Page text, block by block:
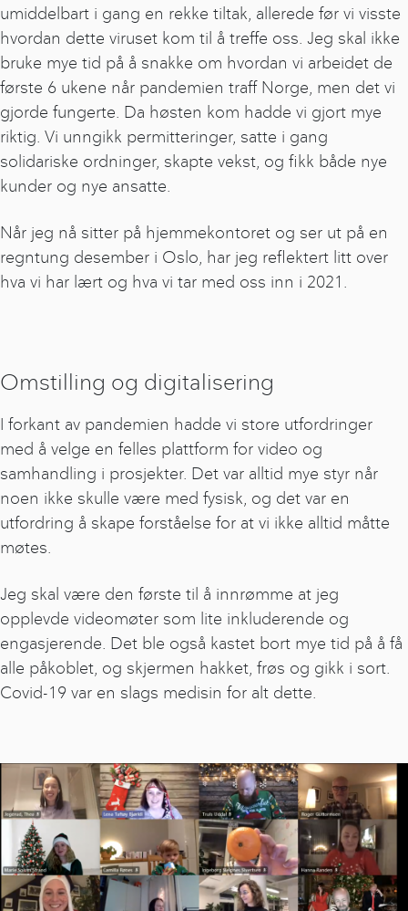
umiddelbart i gang en rekke tiltak, allerede før vi visste
hvordan dette viruset kom til å treffe oss. Jeg skal ikke
bruke mye tid på å snakke om hvordan vi arbeidet de
første 6 ukene når pandemien traff Norge, men det vi
gjorde fungerte. Da høsten kom hadde vi gjort mye
riktig. Vi unngikk permitteringer, satte i gang
solidariske ordninger, skapte vekst, og fikk både nye
kunder og nye ansatte.
Når jeg nå sitter på hjemmekontoret og ser ut på en
regntung desember i Oslo, har jeg reflektert litt over
hva vi har lært og hva vi tar med oss inn i 2021.
Omstilling og digitalisering
I forkant av pandemien hadde vi store utfordringer
med å velge en felles plattform for video og
samhandling i prosjekter. Det var alltid mye styr når
noen ikke skulle være med fysisk, og det var en
utfordring å skape forståelse for at vi ikke alltid måtte
møtes.
Jeg skal være den første til å innrømme at jeg
opplevde videomøter som lite inkluderende og
engasjerende. Det ble også kastet bort mye tid på å få
alle påkoblet, og skjermen hakket, frøs og gikk i sort.
Covid-19 var en slags medisin for alt dette.